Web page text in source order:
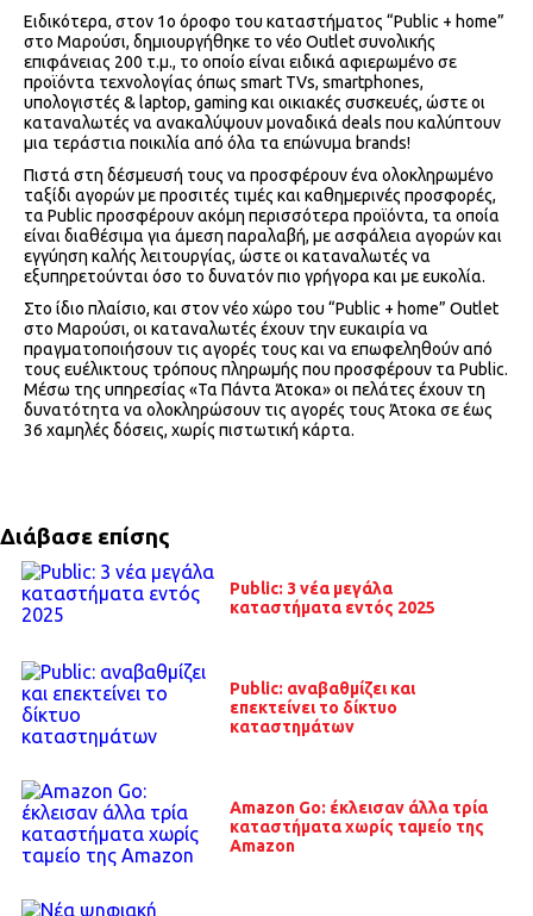
Ειδικότερα, στον 1ο όροφο του καταστήματος “Public + home”
στο Μαρούσι, δημιουργήθηκε το νέο Outlet συνολικής
επιφάνειας 200 τ.μ., το οποίο είναι ειδικά αφιερωμένο σε
προϊόντα τεχνολογίας όπως smart TVs, smartphones,
υπολογιστές & laptop, gaming και οικιακές συσκευές, ώστε οι
καταναλωτές να ανακαλύψουν μοναδικά deals που καλύπτουν
μια τεράστια ποικιλία από όλα τα επώνυμα brands!
Πιστά στη δέσμευσή τους να προσφέρουν ένα ολοκληρωμένο
ταξίδι αγορών με προσιτές τιμές και καθημερινές προσφορές,
τα Public προσφέρουν ακόμη περισσότερα προϊόντα, τα οποία
είναι διαθέσιμα για άμεση παραλαβή, με ασφάλεια αγορών και
εγγύηση καλής λειτουργίας, ώστε οι καταναλωτές να
εξυπηρετούνται όσο το δυνατόν πιο γρήγορα και με ευκολία.
Στο ίδιο πλαίσιο, και στον νέο χώρο του “Public + home” Outlet
στο Μαρούσι, οι καταναλωτές έχουν την ευκαιρία να
πραγματοποιήσουν τις αγορές τους και να επωφεληθούν από
τους ευέλικτους τρόπους πληρωμής που προσφέρουν τα Public.
Μέσω της υπηρεσίας «Τα Πάντα Άτοκα» οι πελάτες έχουν τη
δυνατότητα να ολοκληρώσουν τις αγορές τους Άτοκα σε έως
36 χαμηλές δόσεις, χωρίς πιστωτική κάρτα.
Διάβασε επίσης
Public: 3 νέα μεγάλα
καταστήματα εντός 2025
Public: αναβαθμίζει και
επεκτείνει το δίκτυο
καταστημάτων
Amazon Go: έκλεισαν άλλα τρία
καταστήματα χωρίς ταμείο της
Amazon